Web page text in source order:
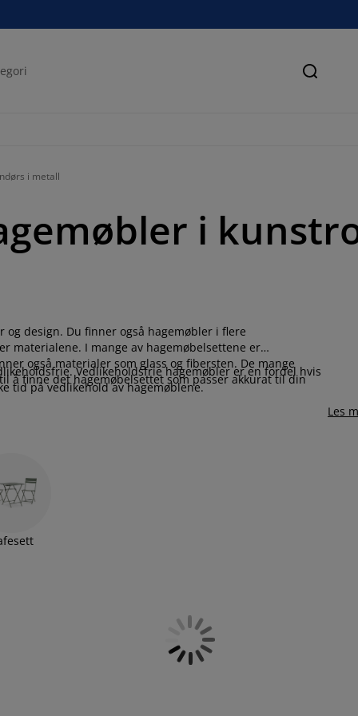
Søk
i metall
i
design. Du finner også hagemøbler i flere
materialene. I mange av hagemøbelsettene er
også materialer som glass og fibersten. De mange
å finne det hagemøbelsettet som passer akkurat til din
Vedlikeholdsfrie hagemøbler er en fordel hvis
tid på vedlikehold av hagemøblene.
Les